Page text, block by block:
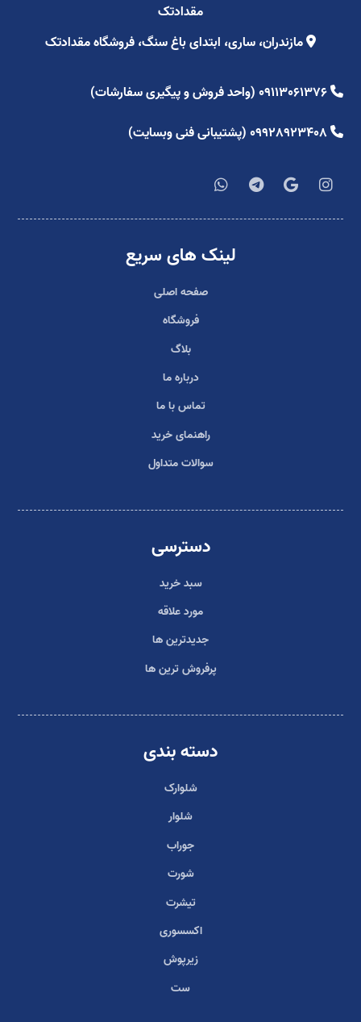
لینک های سریع
صفحه اصلی
فروشگاه
بلاگ
درباره ما
تماس با ما
راهنمای خرید
سوالات متداول
دسترسی
سبد خرید
مورد علاقه
جدیدترین ها
پرفروش ترین ها
دسته بندی
شلوارک
شلوار
جوراب
شورت
تیشرت
اکسسوری
زیرپوش
ست
مقدادتک
مازندران، ساری، ابتدای باغ سنگ، فروشگاه مقدادتک
09113061376 (واحد فروش و پیگیری سفارشات)
09928923408 (پشتیبانی فنی وبسایت)